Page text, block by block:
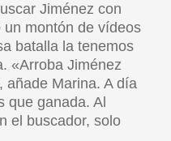
Jiménez con
montón de vídeos
batalla la tenemos
«Arroba Jiménez
añade Marina. A día
que ganada. Al
el buscador, solo